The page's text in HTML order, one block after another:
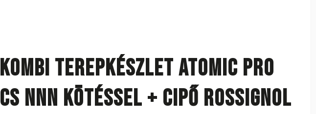
Kombi terepkészlet ATOMIC Pro
CS NNN kötéssel + Cipő ROSSIGNOL